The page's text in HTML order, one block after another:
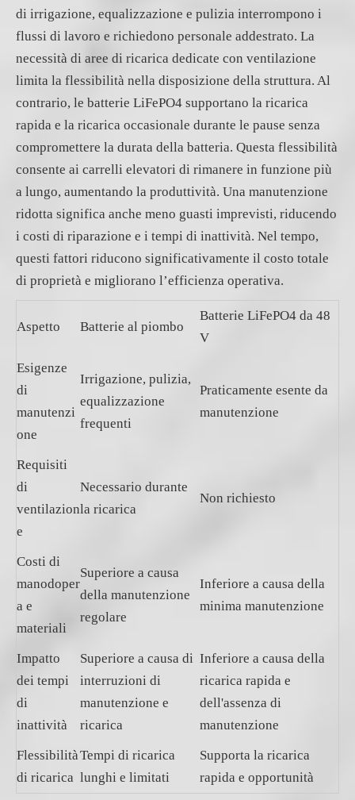
di irrigazione, equalizzazione e pulizia interrompono i
flussi di lavoro e richiedono personale addestrato. La
necessità di aree di ricarica dedicate con ventilazione
limita la flessibilità nella disposizione della struttura. Al
contrario, le batterie LiFePO4 supportano la ricarica
rapida e la ricarica occasionale durante le pause senza
compromettere la durata della batteria. Questa flessibilità
consente ai carrelli elevatori di rimanere in funzione più
a lungo, aumentando la produttività. Una manutenzione
ridotta significa anche meno guasti imprevisti, riducendo
i costi di riparazione e i tempi di inattività. Nel tempo,
questi fattori riducono significativamente il costo totale
di proprietà e migliorano l’efficienza operativa.
Aspetto Batterie al piombo
Batterie LiFePO4 da 48
V
Esigenze
di
manutenzi
one
Irrigazione, pulizia,
equalizzazione
frequenti
Praticamente esente da
manutenzione
Requisiti
di
ventilazion
e
Necessario durante
la ricarica
Non richiesto
Costi di
manodoper
a e
materiali
Superiore a causa
della manutenzione
regolare
Inferiore a causa della
minima manutenzione
Impatto
dei tempi
di
inattività
Superiore a causa di
interruzioni di
manutenzione e
ricarica
Inferiore a causa della
ricarica rapida e
dell'assenza di
manutenzione
Flessibilità
di ricarica
Tempi di ricarica
lunghi e limitati
Supporta la ricarica
rapida e opportunità